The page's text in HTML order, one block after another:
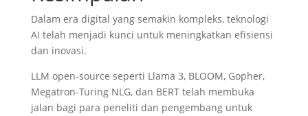
Dalam era digital yang semakin kompleks, teknologi
AI telah menjadi kunci untuk meningkatkan efisiensi
dan inovasi.
LLM open-source seperti Llama 3, BLOOM, Gopher,
Megatron-Turing NLG, dan BERT telah membuka
jalan bagi para peneliti dan pengembang untuk